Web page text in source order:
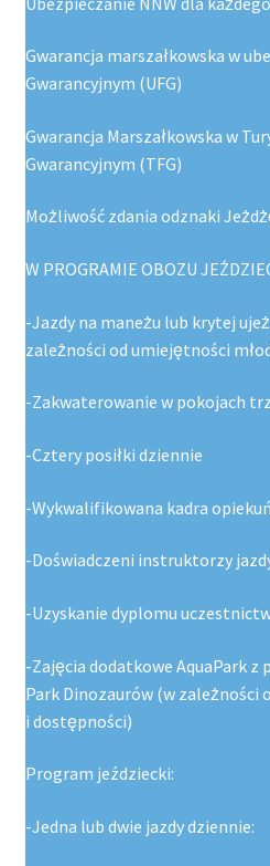
Gwarancja marszałkowska w
Gwarancyjnym (UFG)
Gwarancja Marszałkowska w
Gwarancyjnym (TFG)
Możliwość zdania odznaki
W PROGRAMIE OBOZU
-Jazdy na maneżu lub krytej
zależności od umiejętności
-Zakwaterowanie w pokojach
-Cztery posiłki dziennie
-Wykwalifikowana kadra
-Doświadczeni instruktorzy
-Uzyskanie dyplomu
-Zajęcia dodatkowe AquaPark
Park Dinozaurów (w zależności
i dostępności)
Program jeździecki:
-Jedna lub dwie jazdy dziennie: